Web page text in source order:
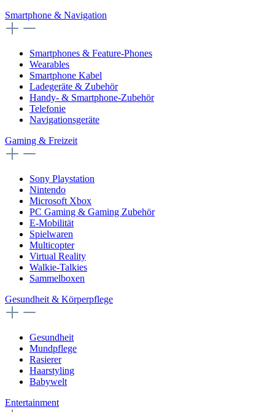
Smartphone & Navigation
Smartphones & Feature-Phones
Wearables
Smartphone Kabel
Ladegeräte & Zubehör
Handy- & Smartphone-Zubehör
Telefonie
Navigationsgeräte
Gaming & Freizeit
Sony Playstation
Nintendo
Microsoft Xbox
PC Gaming & Gaming Zubehör
E-Mobilität
Spielwaren
Multicopter
Virtual Reality
Walkie-Talkies
Sammelboxen
Gesundheit & Körperpflege
Gesundheit
Mundpflege
Rasierer
Haarstyling
Babywelt
Entertainment